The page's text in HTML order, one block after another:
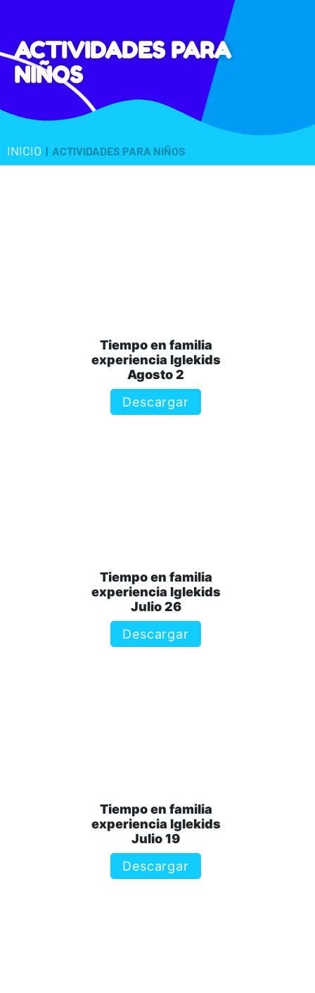
ACTIVIDADES PARA
NIÑOS
INICIO | ACTIVIDADES PARA NIÑOS
Tiempo en familia
experiencia Iglekids
Agosto 2
Descargar
Tiempo en familia
experiencia Iglekids
Julio 26
Descargar
Tiempo en familia
experiencia Iglekids
Julio 19
Descargar